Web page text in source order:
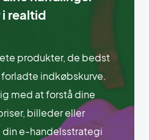
realtid
produkter, de bedst
indkøbskurve.
med at forstå dine
billeder eller
din e-handelsstrategi